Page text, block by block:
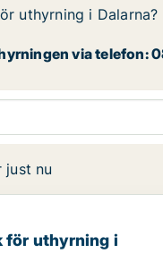
uthyrning i
via telefon:
just nu
uthyrning i Borlänge
för uthyrning i